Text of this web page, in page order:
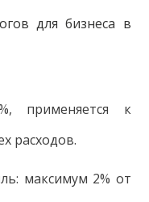
для бизнеса в
применяется к
расходов.
максимум 2% от